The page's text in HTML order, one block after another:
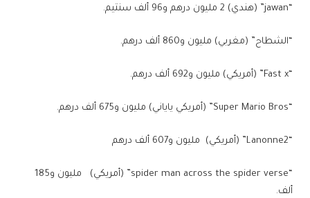
“jawan” (هندي) 2 مليون درهم و96 ألف سنتيم.
“الشطاح” (مغربي) مليون و860 ألف درهم.
“Fast x” (أمريكي) مليون و692 ألف درهم.
“Super Mario Bros” (أمريكي ياياني) مليون و675 ألف درهم.
“Lanonne2” (أمريكي) مليون و607 ألف درهم
“spider man across the spider verse” (أمريكي) مليون و185
ألف.